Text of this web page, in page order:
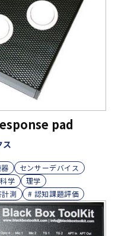
pad
ス
センサーデバイス
学
理学
測 # 認知課題評価